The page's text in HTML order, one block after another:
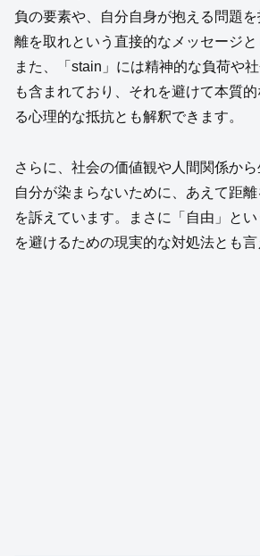
負の要素や、自分自身が抱える問題
離を取れという直接的なメッセージと
また、「stain」には精神的な負荷や
も含まれており、それを避けて本質
る心理的な抵抗とも解釈できます。
さらに、社会の価値観や人間関係か
自分が染まらないために、あえて距
を訴えています。まさに「自由」と
を避けるための現実的な対処法とも言